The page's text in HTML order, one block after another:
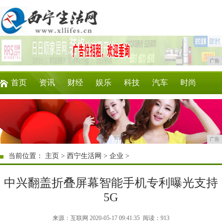
广告
首页 资讯 财经 娱乐 科技 汽车 时尚
游戏 美食 商讯 微商 区块链
广告
当前位置： 主页 >西宁生活网 >企业 >
中兴翻盖折叠屏幕智能手机专利曝光支持
5G
来源：互联网 2020-05-17 09:41:35 阅读：913